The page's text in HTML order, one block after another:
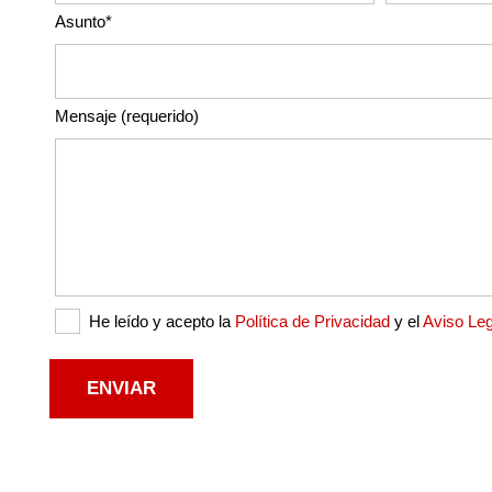
Asunto*
Mensaje (requerido)
He leído y acepto la Política de Privacidady elAviso